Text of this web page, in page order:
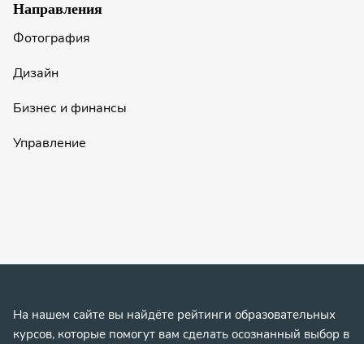
Направления
Фотография
Дизайн
Бизнес и финансы
Управление
На нашем сайте вы найдёте рейтинги образовательных
курсов, которые помогут вам сделать осознанный выбор в